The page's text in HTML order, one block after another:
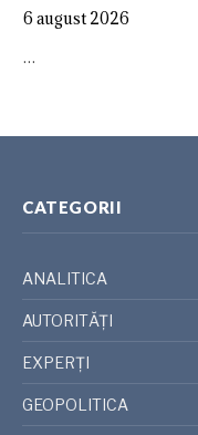
6 august 2026
…
CATEGORII
ANALITICA
AUTORITĂȚI
EXPERȚI
GEOPOLITICA